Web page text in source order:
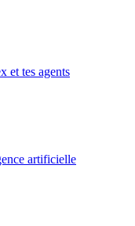
et tes agents
artificielle